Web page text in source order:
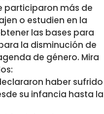
participaron más de
o estudien en la
las bases para
la disminución de
de género. Mira
haber sufrido
su infancia hasta la